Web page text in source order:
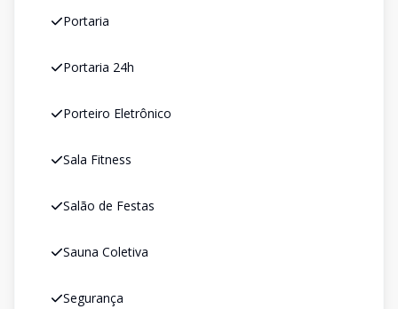
Portaria
Portaria 24h
Porteiro Eletrônico
Sala Fitness
Salão de Festas
Sauna Coletiva
Segurança